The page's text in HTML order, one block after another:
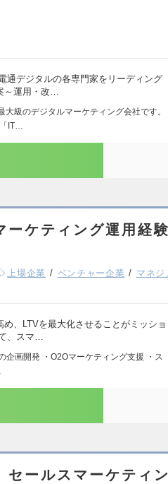
通デジタルの各専門家をリーディング
～運用・改…
級のデジタルマーケティング会社です。
IT…
ケティング運用経験
上場企業 ベンチャー企業 マネジ
、LTVを最大化させることがミッショ
、スマ…
企画開発 ・O2Oマーケティング支援 ・ス
セールスマーケティ